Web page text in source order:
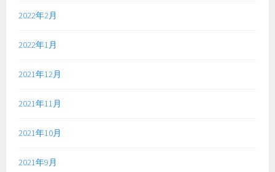
2022年2月
2022年1月
2021年12月
2021年11月
2021年10月
2021年9月